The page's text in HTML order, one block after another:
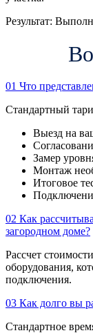
Результат:
01 Что
Стандартный
Выезд на
Замер
Монтаж
Итоговое
02 Как
загородном доме?
Рассчет
оборудования,
подключения.
03 Как долго вы
Стандартное